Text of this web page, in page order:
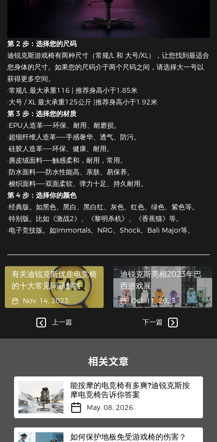
第 2 步：选择您的尺码
迪锐克斯游戏椅有两种尺寸（常规/L 和 大号/XL），让您找到最适合
您身体的尺寸。如果您的尺码介于两个尺码之间，请选择大一号以
获得更多空间。
·常规/L 最大承重116 | 推荐身高小于1.85米
·大号 / XL 最大承重125公斤 |推荐身高小于1.92米
第 3 步：选择您的材质
·EPU人造革——环保、耐用、耐磨损。
·超细纤维人造革——手感奢华、透气、防污。
·硅胶人造革——环保、健康、耐用。
·麂皮绒面料——触感柔和，耐用，常用。
·防水面料——防水性能高、亲肤、易保养。
·梭织面料——双面柔软、弹力十足、持久耐用。
第 4 步：选择你的颜色
·经典版。如黑色、黑白、黑白红、灰色、红色、绿色、紫色等。
·特别版。比如《激战2》、《黎明杀机》、《香蕉猫》等。
·电子竞技版。如Immortals、NRG、Shock、Bali Major等。
上一篇
有关迪锐克斯优质电竞椅
的十大常见问题解答
Nov. 14, 2023
迪锐克斯亮相2023年巴
西游戏展
Oct. 11, 2023
下一篇
相关文章
能按摩的电竞椅有多爽?迪锐克斯按
摩电竞椅告诉你答案
May. 08, 2026
如何保护地板免受游戏椅的伤害？